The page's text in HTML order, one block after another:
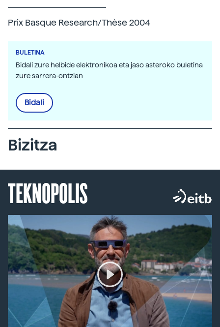
Prix Basque Research/Thèse 2004
BULETINA
Bidali zure helbide elektronikoa eta jaso asteroko buletina
zure sarrera-ontzian
Bidali
Bizitza
TEKNOPOLIS